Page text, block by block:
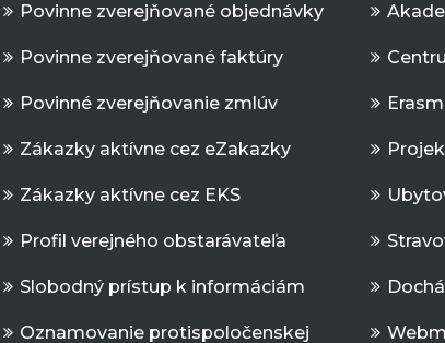
Povinne zverejňované objednávky
Povinne zverejňované faktúry
Povinné zverejňovanie zmlúv
Zákazky aktívne cez eZakazky
Zákazky aktívne cez EKS
Profil verejného obstarávateľa
Slobodný prístup k informáciám
Oznamovanie protispoločenskej